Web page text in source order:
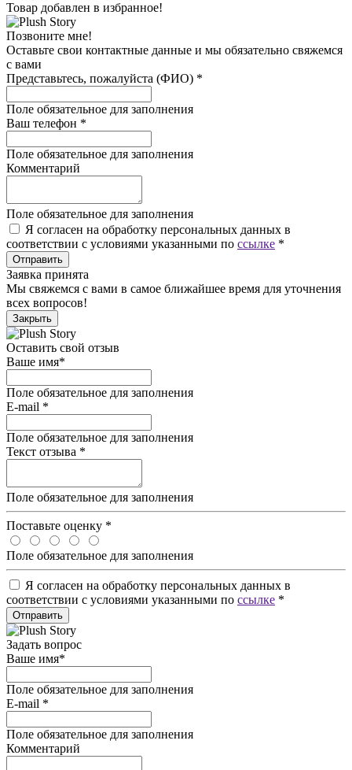
Товар добавлен в избранное!
Позвоните мне!
Оставьте свои контактные данные и мы обязательно свяжемся
с вами
Представьтесь, пожалуйста (ФИО) *
Поле обязательное для заполнения
Ваш телефон *
Поле обязательное для заполнения
Комментарий
Поле обязательное для заполнения
Я согласен на обработку персональных данных в
соответствии с условиями указанными по ссылке *
Отправить
Заявка принята
Мы свяжемся с вами в самое ближайшее время для уточнения
всех вопросов!
Закрыть
Оставить свой отзыв
Ваше имя*
Поле обязательное для заполнения
E-mail *
Поле обязательное для заполнения
Текст отзыва *
Поле обязательное для заполнения
Поставьте оценку *
Поле обязательное для заполнения
Я согласен на обработку персональных данных в
соответствии с условиями указанными по ссылке *
Отправить
Задать вопрос
Ваше имя*
Поле обязательное для заполнения
E-mail *
Поле обязательное для заполнения
Комментарий